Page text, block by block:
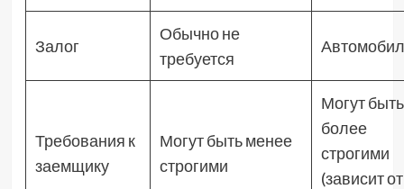
Залог
Обычно не
требуется
Требования к
заемщику
Могут быть менее
строгими
Могут быть
более
строгими
(зависит от